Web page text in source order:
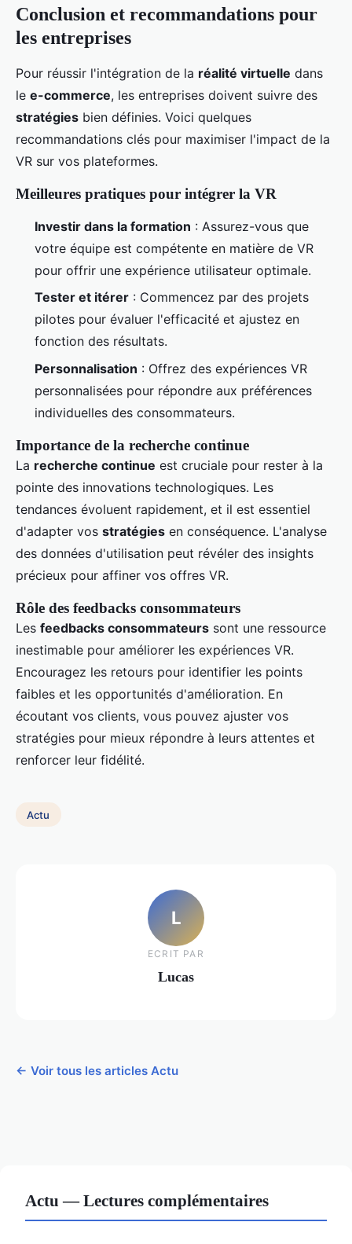
Conclusion et recommandations pour
les entreprises
Pour réussir l'intégration de la réalité virtuelle dans
le e-commerce, les entreprises doivent suivre des
stratégies bien définies. Voici quelques
recommandations clés pour maximiser l'impact de la
VR sur vos plateformes.
Meilleures pratiques pour intégrer la VR
Investir dans la formation : Assurez-vous que
votre équipe est compétente en matière de VR
pour offrir une expérience utilisateur optimale.
Tester et itérer : Commencez par des projets
pilotes pour évaluer l'efficacité et ajustez en
fonction des résultats.
Personnalisation : Offrez des expériences VR
personnalisées pour répondre aux préférences
individuelles des consommateurs.
Importance de la recherche continue
La recherche continue est cruciale pour rester à la
pointe des innovations technologiques. Les
tendances évoluent rapidement, et il est essentiel
d'adapter vos stratégies en conséquence. L'analyse
des données d'utilisation peut révéler des insights
précieux pour affiner vos offres VR.
Rôle des feedbacks consommateurs
Les feedbacks consommateurs sont une ressource
inestimable pour améliorer les expériences VR.
Encouragez les retours pour identifier les points
faibles et les opportunités d'amélioration. En
écoutant vos clients, vous pouvez ajuster vos
stratégies pour mieux répondre à leurs attentes et
renforcer leur fidélité.
Actu
L
ECRIT PAR
Lucas
← Voir tous les articles Actu
Actu — Lectures complémentaires